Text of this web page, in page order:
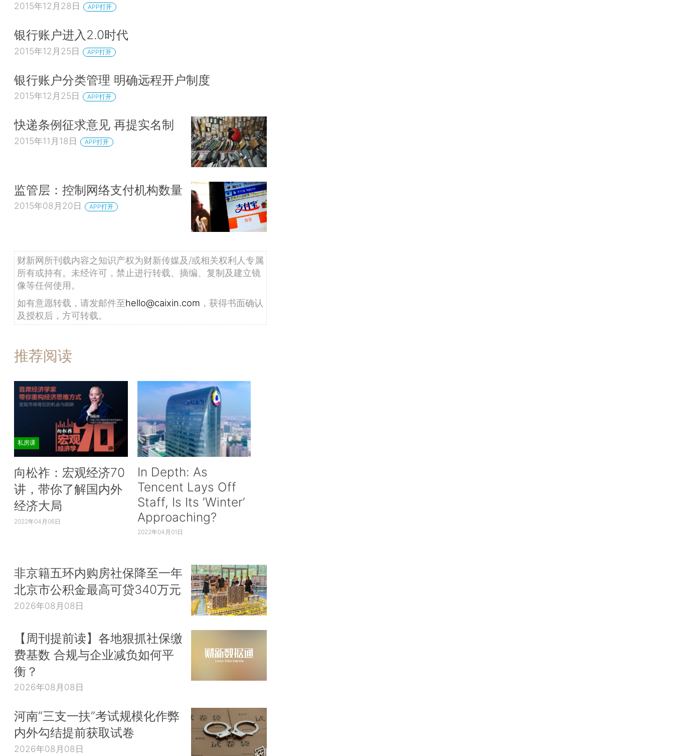
2015年12月28日 APP打开
银行账户进入2.0时代
2015年12月25日 APP打开
银行账户分类管理 明确远程开户制度
2015年12月25日 APP打开
快递条例征求意见 再提实名制
2015年11月18日 APP打开
监管层：控制网络支付机构数量
2015年08月20日 APP打开
财新网所刊载内容之知识产权为财新传媒及/或相关权利人专属
所有或持有。未经许可，禁止进行转载、摘编、复制及建立镜
像等任何使用。
如有意愿转载，请发邮件至hello@caixin.com ，获得书面确认
及授权后，方可转载。
推荐阅读
私房课
向松祚：宏观经济70
讲，带你了解国内外
经济大局
2022年04月06日
In Depth: As
Tencent Lays Off
Staff, Is Its ‘Winter’
Approaching?
2022年04月01日
非京籍五环内购房社保降至一年
北京市公积金最高可贷340万元
2026年08月08日
【周刊提前读】各地狠抓社保缴
费基数 合规与企业减负如何平
衡？
2026年08月08日
河南“三支一扶”考试规模化作弊
内外勾结提前获取试卷
2026年08月08日